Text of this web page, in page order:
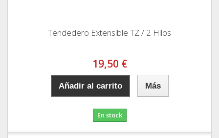
Tendedero Extensible TZ / 2 Hilos
19,50 €
Añadir al carrito Más
En stock